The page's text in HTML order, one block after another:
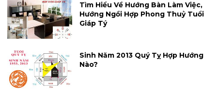
Tìm Hiểu Về Hướng Bàn Làm Việc,
Hướng Ngồi Hợp Phong Thuỷ Tuổi
Giáp Tý
Sinh Năm 2013 Quý Tỵ Hợp Hướng
Nào?